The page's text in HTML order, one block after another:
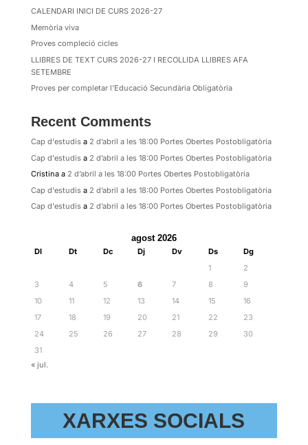
CALENDARI INICI DE CURS 2026-27
Memòria viva
Proves compleció cicles
LLIBRES DE TEXT CURS 2026-27 I RECOLLIDA LLIBRES AFA
SETEMBRE
Proves per completar l’Educació Secundària Obligatòria
Recent Comments
Cap d'estudisa 2 d’abril a les 18:00 Portes Obertes Postobligatòria
Cap d'estudisa 2 d’abril a les 18:00 Portes Obertes Postobligatòria
Cristinaa 2 d’abril a les 18:00 Portes Obertes Postobligatòria
Cap d'estudisa 2 d’abril a les 18:00 Portes Obertes Postobligatòria
Cap d'estudisa 2 d’abril a les 18:00 Portes Obertes Postobligatòria
agost 2026
Dl Dt Dc Dj Dv Ds
Dg
1
2
3
4 5 6 7 8
9
10
11 12 13 14 15
16
17
18 19 20 21 22
23
24
25 26 27 28 29
30
31
« jul.
XARXES SOCIALS